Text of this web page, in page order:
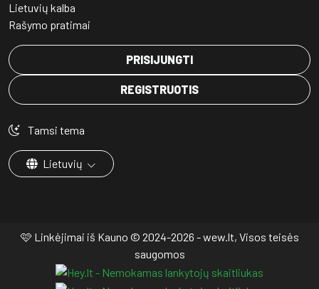
Lietuvių kalba
Rašymo pratimai
PRISIJUNGTI
REGISTRUOTIS
Tamsi tema
Lietuvių
🩷 Linkėjimai iš Kauno © 2024-2026 - wew.lt, Visos teisės
saugomos